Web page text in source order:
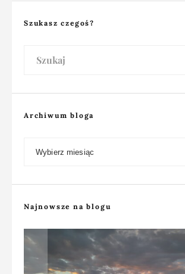
Szukasz czegoś?
Archiwum bloga
Najnowsze na blogu